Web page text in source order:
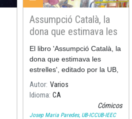
Assumpció Català, la
dona que estimava les
estrelles
El libro 'Assumpció Català, la
dona que estimava les
estrelles', editado por la UB,
escrito por Ramon Dilla (UB)
e ilustrado por Pilarín Bayés,
recoge los momentos más
significativos de la vida y l
Autor Varios
Idioma CA
Cómicos
Josep Maria Paredes, UB-ICCUB-IEEC